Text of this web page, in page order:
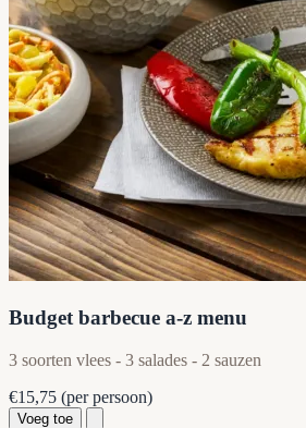
Budget barbecue a-z menu
3 soorten vlees - 3 salades - 2 sauzen
€15,75 (per persoon)
Voeg toe